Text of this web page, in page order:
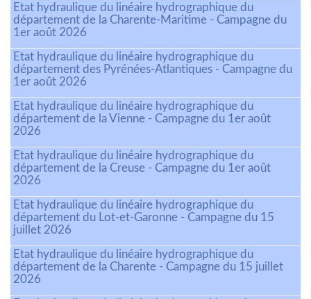
Etat hydraulique du linéaire hydrographique du
département de la Charente-Maritime - Campagne du
1er août 2026
Etat hydraulique du linéaire hydrographique du
département des Pyrénées-Atlantiques - Campagne du
1er août 2026
Etat hydraulique du linéaire hydrographique du
département de la Vienne - Campagne du 1er août
2026
Etat hydraulique du linéaire hydrographique du
département de la Creuse - Campagne du 1er août
2026
Etat hydraulique du linéaire hydrographique du
département du Lot-et-Garonne - Campagne du 15
juillet 2026
Etat hydraulique du linéaire hydrographique du
département de la Charente - Campagne du 15 juillet
2026